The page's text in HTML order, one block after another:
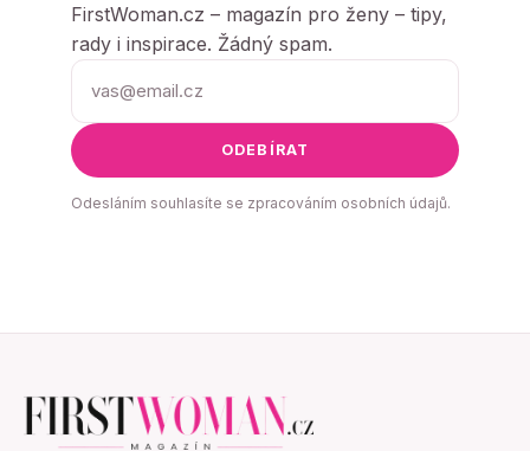
FirstWoman.cz – magazín pro ženy – tipy,
rady i inspirace. Žádný spam.
ODEBÍRAT
Odesláním souhlasíte se zpracováním osobních údajů.